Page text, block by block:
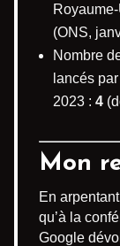
(ONS,
Nombre
lancés
2023 : 4
Mon
En
qu’à la
Google